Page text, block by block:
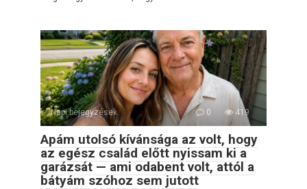
Napi bejegyzések 0 419
Apám utolsó kívánsága az volt, hogy
az egész család előtt nyissam ki a
garázsát — ami odabent volt, attól a
bátyám szóhoz sem jutott